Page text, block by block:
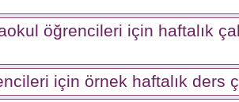
öğrencileri için haftalık
için örnek haftalık ders